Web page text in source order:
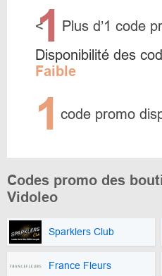
<
1 Plus d’1 code
Disponibilité des
Faible
1 code promo
Codes promo des
Vidoleo
Sparklers Club
France Fleurs